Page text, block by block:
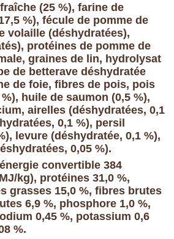
(25 %), farine de
%), fécule de pomme de
volaille (déshydratées),
protéines de pomme de
graines de lin, hydrolysat
de betterave déshydratée
de foie, fibres de pois, pois
huile de saumon (0,5 %),
airelles (déshydratées, 0,1
0,1 %), persil
levure (déshydratée, 0,1 %),
0,05 %).
convertible 384
kg), protéines 31,0 %,
grasses 15,0 %, fibres brutes
6,9 %, phosphore 1,0 %,
0,45 %, potassium 0,6
%.